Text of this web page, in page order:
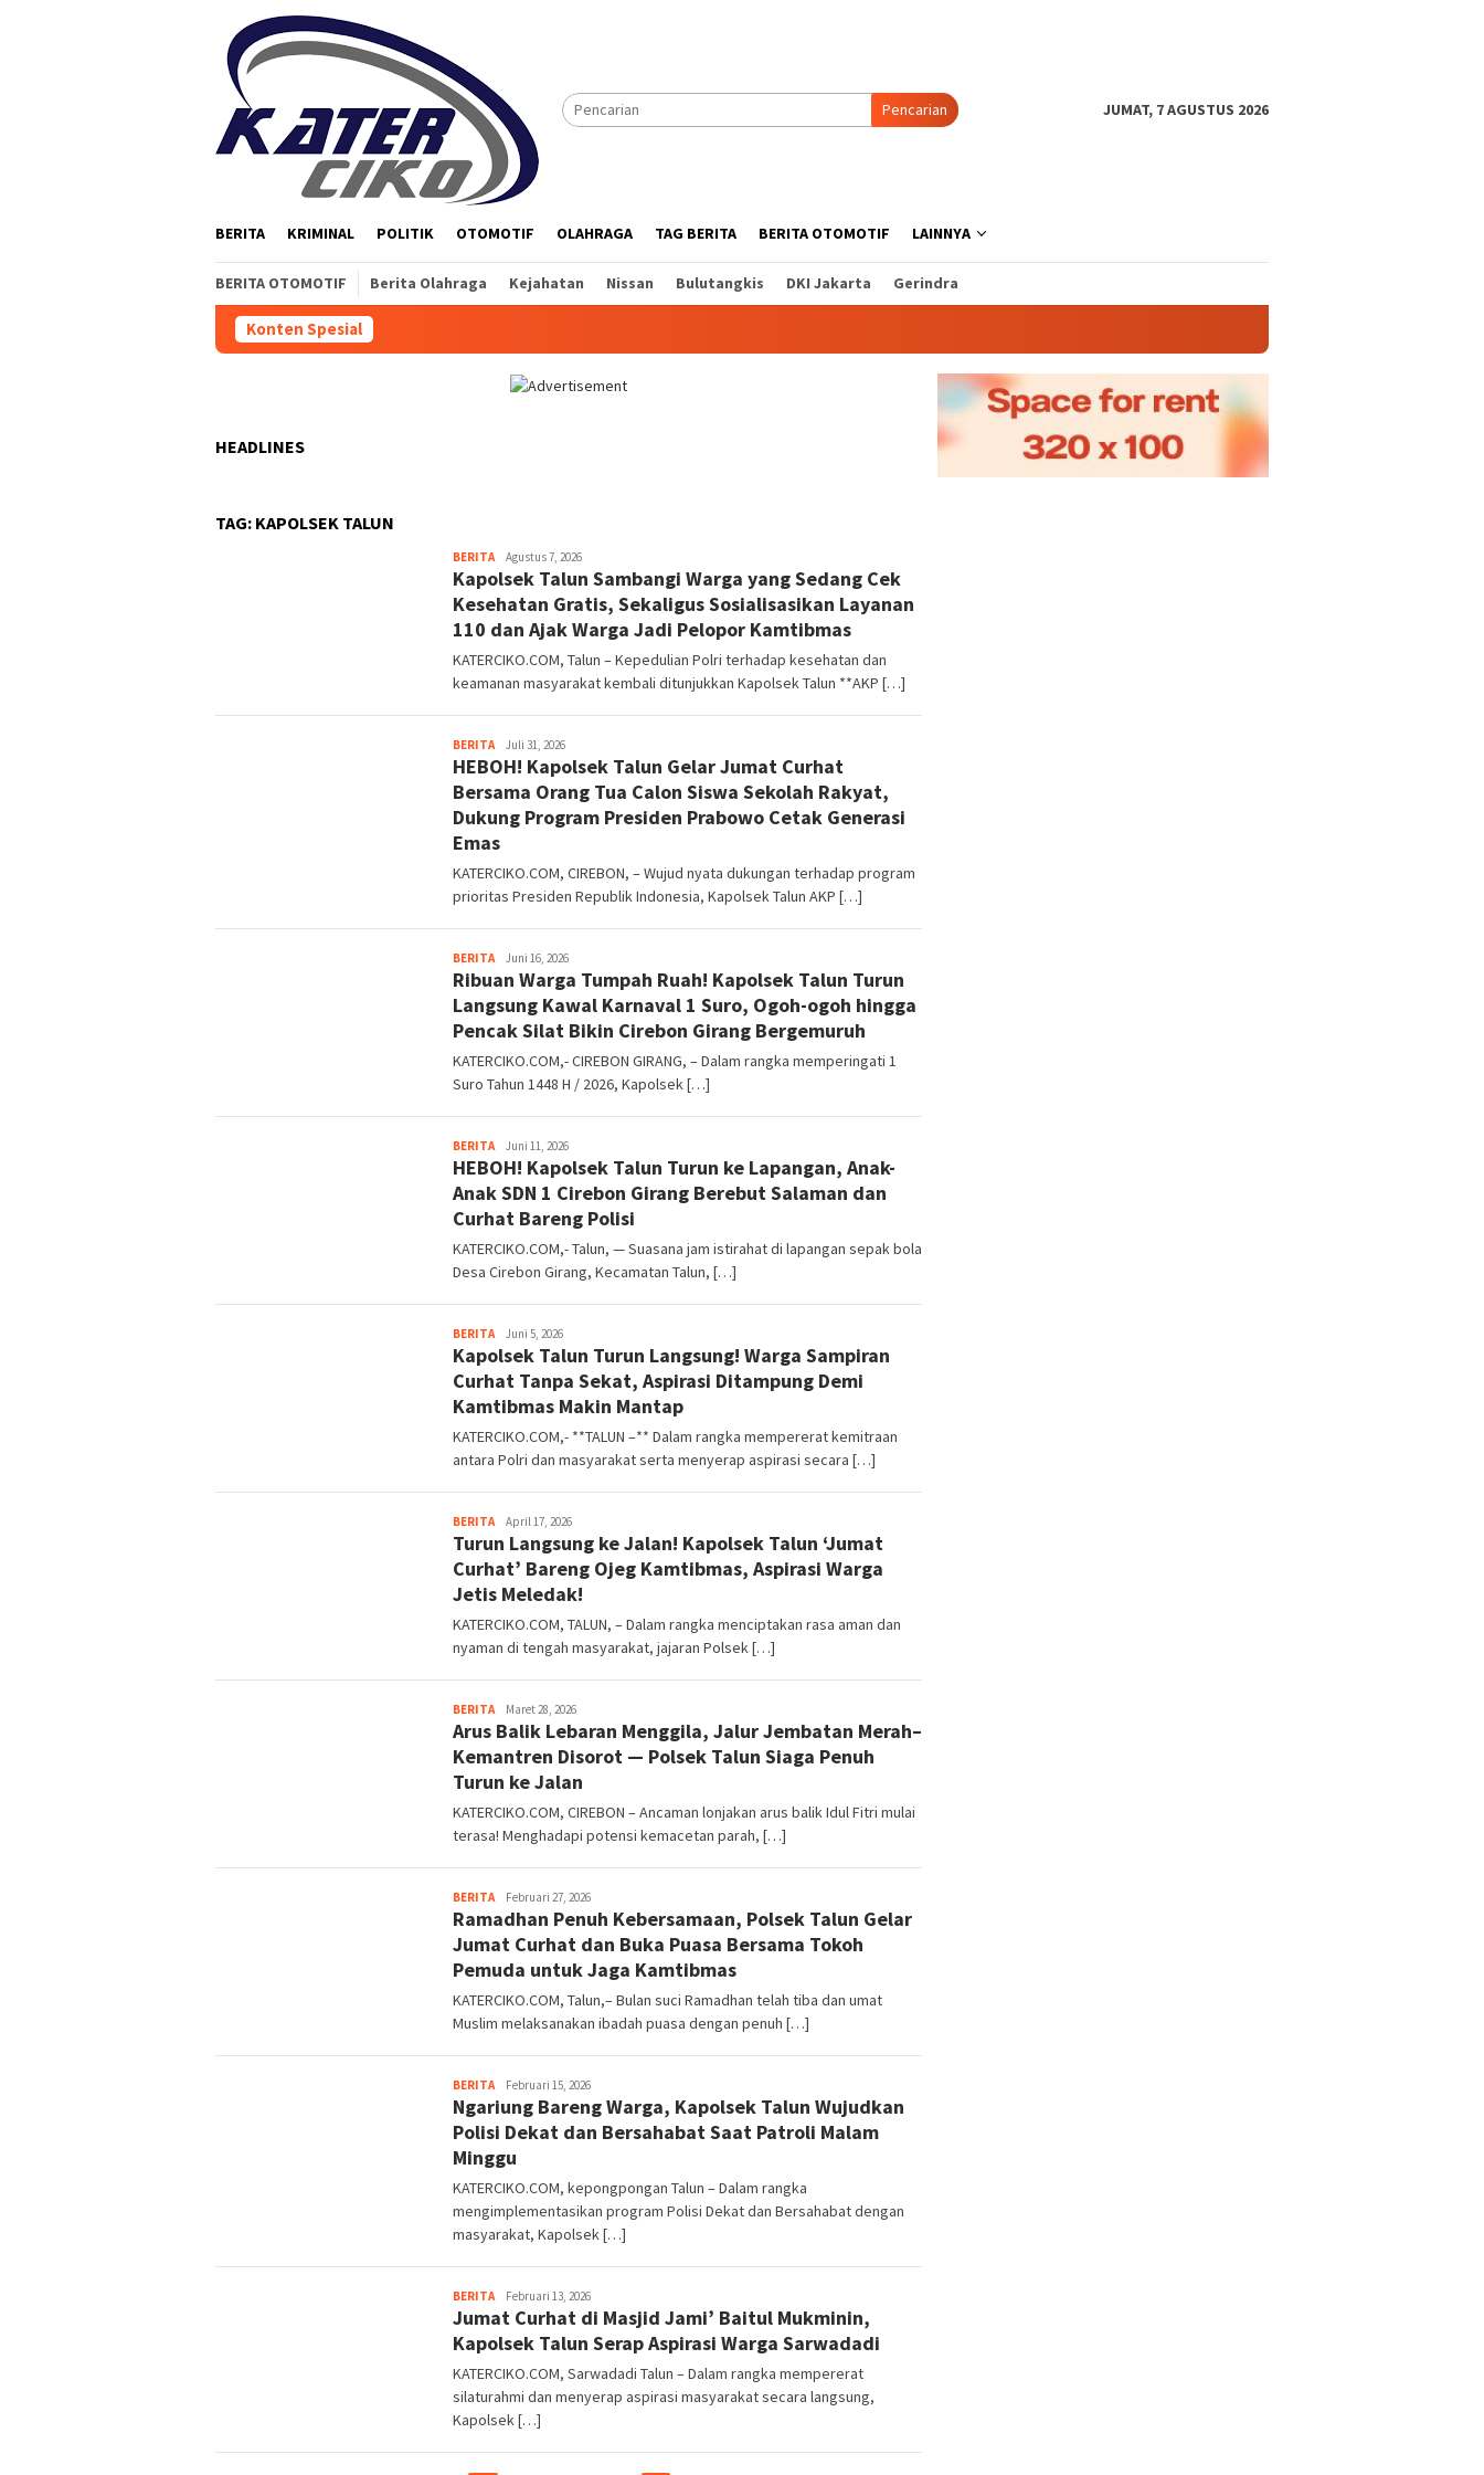
Pencarian JUMAT, 7 AGUSTUS 2026
BERITA KRIMINAL POLITIK OTOMOTIF OLAHRAGA TAG BERITA BERITA OTOMOTIF LAINNYA
BERITA OTOMOTIF Berita Olahraga Kejahatan Nissan Bulutangkis DKI Jakarta Gerindra
Konten Spesial
HEADLINES
TAG: KAPOLSEK TALUN
BERITAWiwin
Agustus 7, 2026
Kapolsek Talun Sambangi Warga yang Sedang Cek
Kesehatan Gratis, Sekaligus Sosialisasikan Layanan
110 dan Ajak Warga Jadi Pelopor Kamtibmas
KATERCIKO.COM, Talun – Kepedulian Polri terhadap kesehatan dan
keamanan masyarakat kembali ditunjukkan Kapolsek Talun **AKP […]
BERITAWiwin
Juli 31, 2026
HEBOH! Kapolsek Talun Gelar Jumat Curhat
Bersama Orang Tua Calon Siswa Sekolah Rakyat,
Dukung Program Presiden Prabowo Cetak Generasi
Emas
KATERCIKO.COM, CIREBON, – Wujud nyata dukungan terhadap program
prioritas Presiden Republik Indonesia, Kapolsek Talun AKP […]
BERITAWiwin
Juni 16, 2026
Ribuan Warga Tumpah Ruah! Kapolsek Talun Turun
Langsung Kawal Karnaval 1 Suro, Ogoh-ogoh hingga
Pencak Silat Bikin Cirebon Girang Bergemuruh
KATERCIKO.COM,- CIREBON GIRANG, – Dalam rangka memperingati 1
Suro Tahun 1448 H / 2026, Kapolsek […]
BERITAWiwin
Juni 11, 2026
HEBOH! Kapolsek Talun Turun ke Lapangan, Anak-
Anak SDN 1 Cirebon Girang Berebut Salaman dan
Curhat Bareng Polisi
KATERCIKO.COM,- Talun, — Suasana jam istirahat di lapangan sepak bola
Desa Cirebon Girang, Kecamatan Talun, […]
BERITAWiwin
Juni 5, 2026
Kapolsek Talun Turun Langsung! Warga Sampiran
Curhat Tanpa Sekat, Aspirasi Ditampung Demi
Kamtibmas Makin Mantap
KATERCIKO.COM,- **TALUN –** Dalam rangka mempererat kemitraan
antara Polri dan masyarakat serta menyerap aspirasi secara […]
BERITAWiwin
April 17, 2026
Turun Langsung ke Jalan! Kapolsek Talun ‘Jumat
Curhat’ Bareng Ojeg Kamtibmas, Aspirasi Warga
Jetis Meledak!
KATERCIKO.COM, TALUN, – Dalam rangka menciptakan rasa aman dan
nyaman di tengah masyarakat, jajaran Polsek […]
BERITAWiwin
Maret 28, 2026
Arus Balik Lebaran Menggila, Jalur Jembatan Merah–
Kemantren Disorot — Polsek Talun Siaga Penuh
Turun ke Jalan
KATERCIKO.COM, CIREBON – Ancaman lonjakan arus balik Idul Fitri mulai
terasa! Menghadapi potensi kemacetan parah, […]
BERITAWiwin
Februari 27, 2026
Ramadhan Penuh Kebersamaan, Polsek Talun Gelar
Jumat Curhat dan Buka Puasa Bersama Tokoh
Pemuda untuk Jaga Kamtibmas
KATERCIKO.COM, Talun,– Bulan suci Ramadhan telah tiba dan umat
Muslim melaksanakan ibadah puasa dengan penuh […]
BERITAWiwin
Februari 15, 2026
Ngariung Bareng Warga, Kapolsek Talun Wujudkan
Polisi Dekat dan Bersahabat Saat Patroli Malam
Minggu
KATERCIKO.COM, kepongpongan Talun – Dalam rangka
mengimplementasikan program Polisi Dekat dan Bersahabat dengan
masyarakat, Kapolsek […]
BERITAWiwin
Februari 13, 2026
Jumat Curhat di Masjid Jami’ Baitul Mukminin,
Kapolsek Talun Serap Aspirasi Warga Sarwadadi
KATERCIKO.COM, Sarwadadi Talun – Dalam rangka mempererat
silaturahmi dan menyerap aspirasi masyarakat secara langsung,
Kapolsek […]